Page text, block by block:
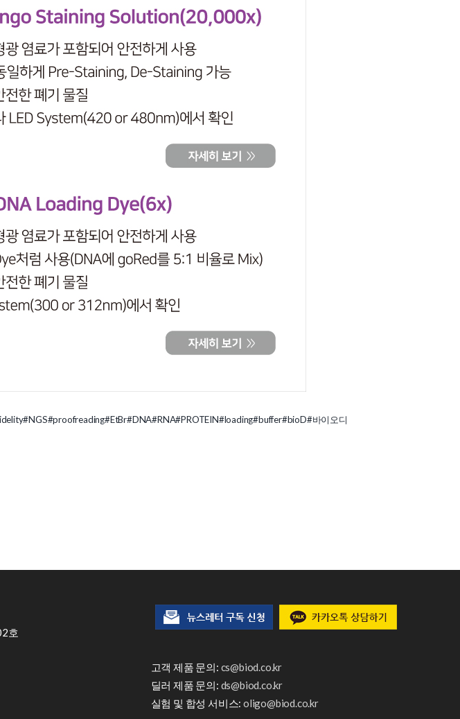
#NGS#proofreading#EtBr#DNA#RNA#PROTEIN#loading#buffer#bioD#바이오디
호
고객 제품 문의: cs@biod.co.kr
딜러 제품 문의: ds@biod.co.kr
실험 및 합성 서비스: oligo@biod.co.kr